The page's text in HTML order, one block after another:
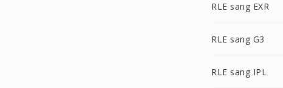
RLE sang EXR
RLE sang G3
RLE sang IPL